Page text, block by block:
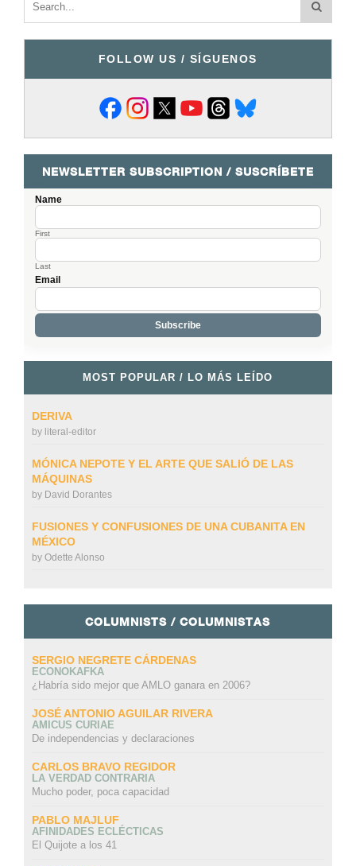
FOLLOW US / SÍGUENOS
NEWSLETTER SUBSCRIPTION / SUSCRÍBETE
Name
First
Last
Email
MOST POPULAR / LO MÁS LEÍDO
DERIVA
by literal-editor
MÓNICA NEPOTE Y EL ARTE QUE SALIÓ DE LAS
MÁQUINAS
by David Dorantes
FUSIONES Y CONFUSIONES DE UNA CUBANITA EN
MÉXICO
by Odette Alonso
COLUMNISTS / COLUMNISTAS
SERGIO NEGRETE CÁRDENAS
ECONOKAFKA
¿Habría sido mejor que AMLO ganara en 2006?
JOSÉ ANTONIO AGUILAR RIVERA
AMICUS CURIAE
De independencias y declaraciones
CARLOS BRAVO REGIDOR
LA VERDAD CONTRARIA
Mucho poder, poca capacidad
PABLO MAJLUF
AFINIDADES ECLÉCTICAS
El Quijote a los 41